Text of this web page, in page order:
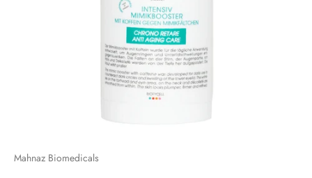
Mahnaz Biomedicals